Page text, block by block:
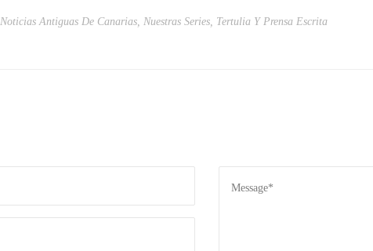
Noticias Antiguas De Canarias Nuestras Series Tertulia Y Prensa Escrita